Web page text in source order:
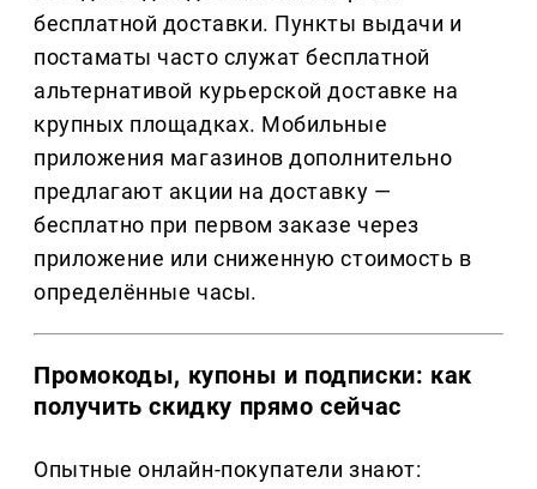
бесплатной доставки. Пункты выдачи и
постаматы часто служат бесплатной
альтернативой курьерской доставке на
крупных площадках. Мобильные
приложения магазинов дополнительно
предлагают акции на доставку —
бесплатно при первом заказе через
приложение или сниженную стоимость в
определённые часы.
Промокоды, купоны и подписки: как
получить скидку прямо сейчас
Опытные онлайн-покупатели знают: